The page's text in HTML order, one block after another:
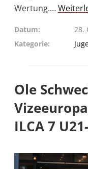
Wertung.…
Datum
28.
Kategorie
Ole
ILCA 7